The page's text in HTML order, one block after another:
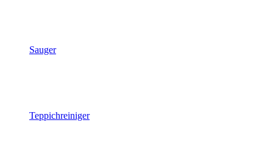
Sauger
Teppichreiniger